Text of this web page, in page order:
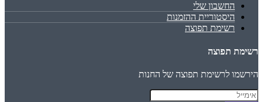
החשבון שלי
היסטוריית ההזמנות
רשימת תפוצה
רשימת תפוצה
הירשמו לרשימת תפוצה של החנות